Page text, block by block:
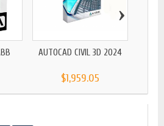
AUTOCAD CIVIL 3D 2024
$1,959.05
›